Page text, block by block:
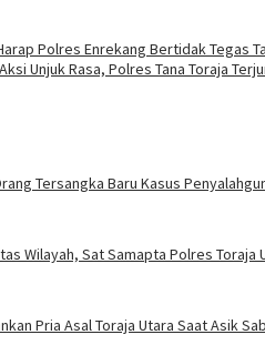
Polres Enrekang Bertidak Tegas
Unjuk Rasa, Polres Tana Toraja
Tersangka Baru Kasus
Wilayah, Sat Samapta Polres
Pria Asal Toraja Utara Saat Asik